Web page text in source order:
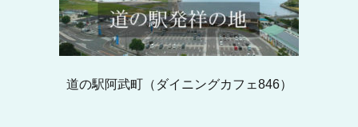
道の駅阿武町（ダイニングカフェ846）